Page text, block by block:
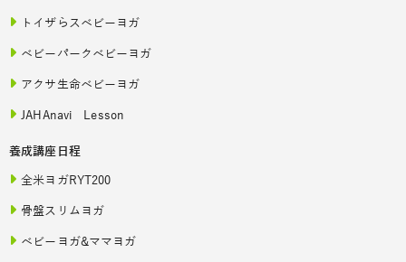
トイザらスベビーヨガ
ベビーパークベビーヨガ
アクサ生命ベビーヨガ
JAHAnavi Lesson
養成講座日程
全米ヨガRYT200
骨盤スリムヨガ
ベビーヨガ&ママヨガ